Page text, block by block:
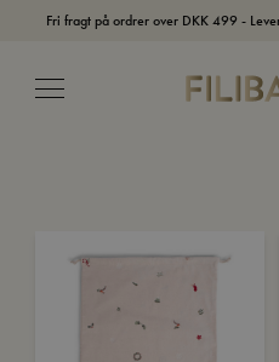
Fri fragt på ordrer over DKK 499 -